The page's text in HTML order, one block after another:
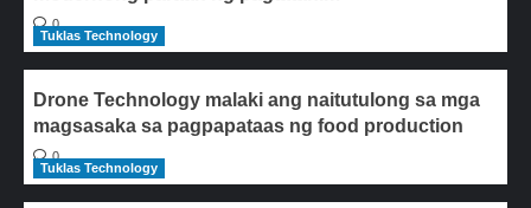
0
Tuklas Technology
Drone Technology malaki ang naitutulong sa mga
magsasaka sa pagpapataas ng food production
0
Tuklas Technology